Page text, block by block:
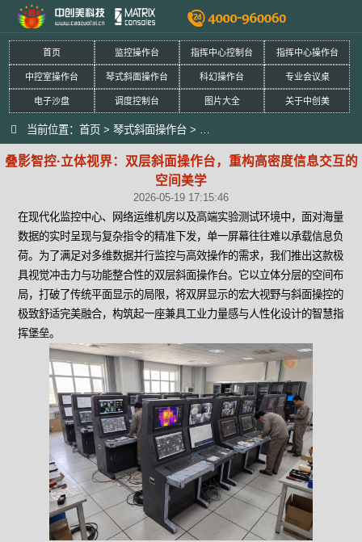
首页 监控操作台 指挥中心控制台 指挥中心操作台
中控室操作台 琴式斜面操作台 科幻操作台 专业会议桌
电子沙盘 调度控制台 图片大全 关于中创美
当前位置：首页 > 琴式斜面操作台 > 叠影智控·立体视界：双层斜面操
叠影智控·立体视界：双层斜面操作台，重构高密度信息交互的
空间美学
2026-05-19 17:15:46
在现代化监控中心、网络运维机房以及高端实验测试环境中，面对海量
数据的实时呈现与复杂指令的精准下发，单一屏幕往往难以承载信息负
荷。为了满足对多维数据并行监控与高效操作的需求，我们推出这款极
具视觉冲击力与功能整合性的双层斜面操作台。它以立体分层的空间布
局，打破了传统平面显示的局限，将双屏显示的宏大视野与斜面操控的
极致舒适完美融合，构筑起一座兼具工业力量感与人性化设计的智慧指
挥堡垒。